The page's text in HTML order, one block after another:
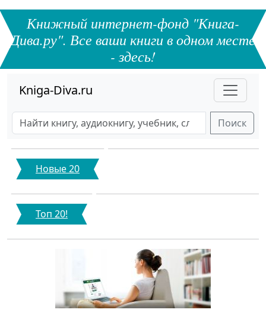
Книжный интернет-фонд "Книга-
Дива.ру". Все ваши книги в одном месте
- здесь!
Kniga-Diva.ru
Поиск
Новые 20
Топ 20!